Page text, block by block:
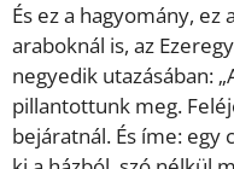
És ez a hagyomány,
araboknál is, az
negyedik utazásában:
pillantottunk meg.
bejáratnál. És íme: